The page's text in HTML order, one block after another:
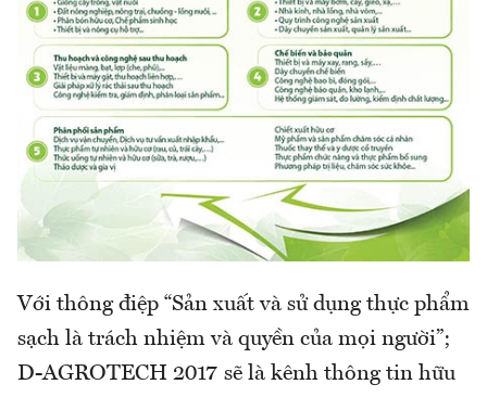
Với thông điệp “Sản xuất và sử dụng thực phẩm
sạch là trách nhiệm và quyền của mọi người”;
D-AGROTECH 2017 sẽ là kênh thông tin hữu